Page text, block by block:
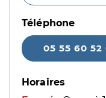
Téléphone
05 55 60 52
Horaires